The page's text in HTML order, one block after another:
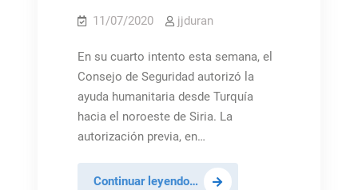
11/07/2020 jjduran
En su cuarto intento esta semana, el
Consejo de Seguridad autorizó la
ayuda humanitaria desde Turquía
hacia el noroeste de Siria. La
autorización previa, en…
Continuar leyendo…El